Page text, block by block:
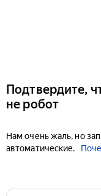
Подтвердите,
не робот
Нам очень жаль, но
автоматические.